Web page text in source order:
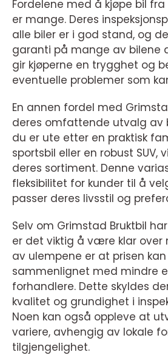
Fordelene med å kjøpe bil
er mange. Deres
alle biler er i god stand, og
garanti på mange av bilene
gir kjøperne en trygghet og
eventuelle problemer som
En annen fordel med
deres omfattende utvalg av
du er ute etter en praktisk
sportsbil eller en robust SUV,
deres sortiment. Denne
fleksibilitet for kunder til å
passer deres livsstil og
Selv om Grimstad Bruktbil
er det viktig å være klar over
av ulempene er at prisen
sammenlignet med mindre
forhandlere. Dette skyldes
kvalitet og grundighet i
Noen kan også oppleve at
variere, avhengig av lokale
tilgjengelighet.